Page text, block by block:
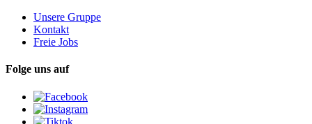
Unsere Gruppe
Kontakt
Freie Jobs
Folge uns auf